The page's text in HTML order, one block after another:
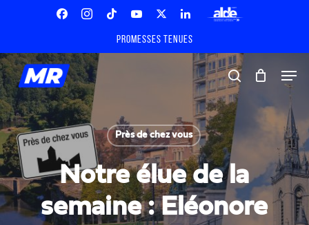
content
Twitter
Linkedin ALDE
Promesses tenues
search
Près de chez vous
Notre élue de la
semaine : Eléonore